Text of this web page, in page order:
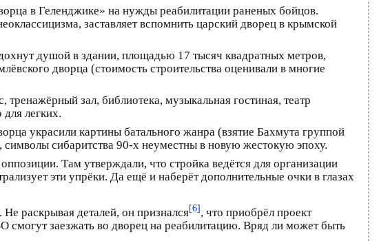
в Геленджике» на нужды реабилитации раненых бойцов.
заставляет вспомнить царский дворец в крымской
душой в здании, площадью 17 тысяч квадратных метров,
дворца (стоимость строительства оценивали в многие
зал, библиотека, музыкальная гостиная, театр
легких.
украсили картины батального жанра (взятие Бахмута группой
символы сибаритства 90-х неуместны в новую жестокую эпоху.
Там утверждали, что стройка ведётся для организации
эти упрёки. Да ещё и наберёт дополнительные очки в глазах
. Не раскрывая деталей, он признался[6], что приобрёл проект
смогут заезжать во дворец на реабилитацию. Вряд ли может быть